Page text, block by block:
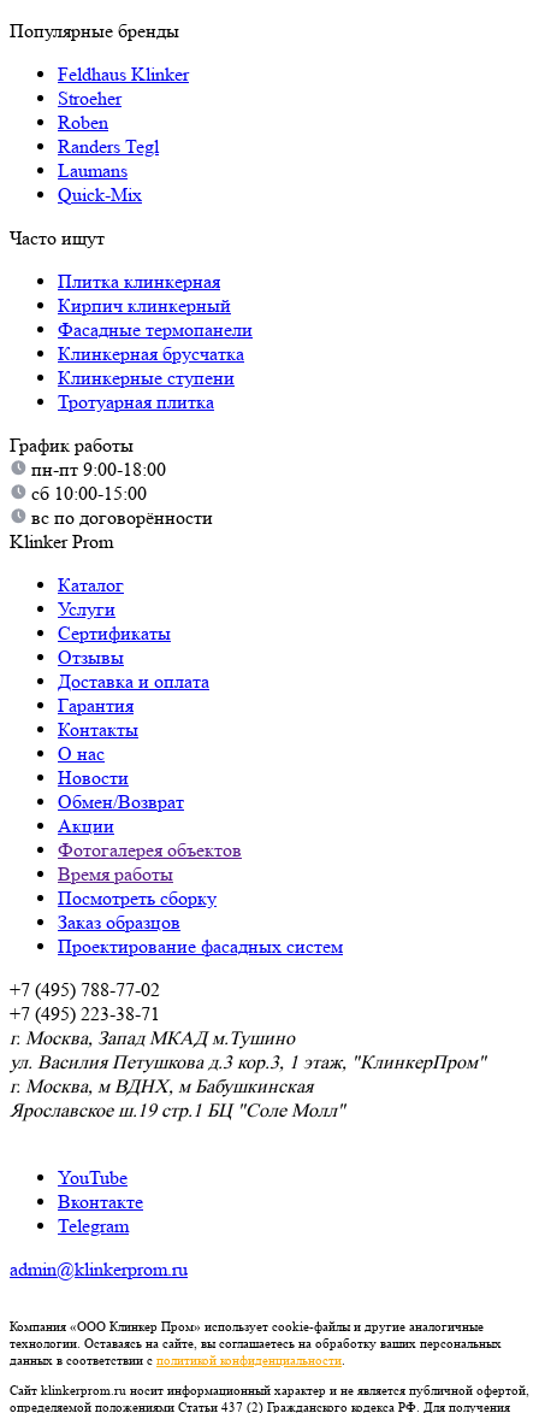
Популярные бренды
Feldhaus Klinker
Stroeher
Roben
Randers Tegl
Laumans
Quick-Mix
Часто ищут
Плитка клинкерная
Кирпич клинкерный
Фасадные термопанели
Клинкерная брусчатка
Клинкерные ступени
Тротуарная плитка
График работы
пн-пт 9:00-18:00
сб 10:00-15:00
вс по договорённости
Klinker Prom
Каталог
Услуги
Сертификаты
Отзывы
Доставка и оплата
Гарантия
Контакты
О нас
Новости
Обмен/Возврат
Акции
Фотогалерея объектов
Время работы
Посмотреть сборку
Заказ образцов
Проектирование фасадных систем
+7 (495) 788-77-02
+7 (495) 223-38-71
г. Москва, Запад МКАД м.Тушино
ул. Василия Петушкова д.3 кор.3, 1 этаж, "КлинкерПром"
г. Москва, м ВДНХ, м Бабушкинская
Ярославское ш.19 стр.1 БЦ "Соле Молл"
YouTube
Вконтакте
Telegram
admin@klinkerprom.ru
Компания «ООО Клинкер Пром» использует cookie-файлы и другие аналогичные
технологии. Оставаясь на сайте, вы соглашаетесь на обработку ваших персональных
данных в соответствии с политикой конфиденциальности.
Сайт klinkerprom.ru носит информационный характер и не является публичной офертой,
определяемой положениями Статьи 437 (2) Гражданского кодекса РФ. Для получения